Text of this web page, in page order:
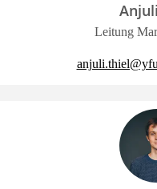
Leitung